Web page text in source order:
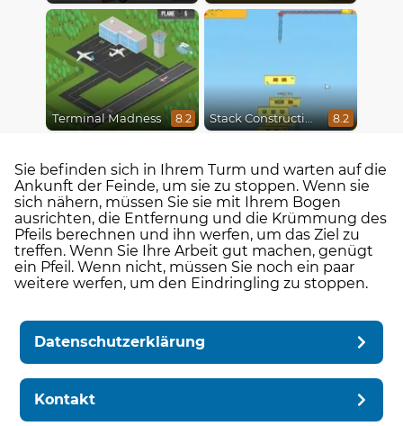
Terminal Madness 8.2 Stack Construction 8.2
Sie befinden sich in Ihrem Turm und warten auf die
Ankunft der Feinde, um sie zu stoppen. Wenn sie
sich nähern, müssen Sie sie mit Ihrem Bogen
ausrichten, die Entfernung und die Krümmung des
Pfeils berechnen und ihn werfen, um das Ziel zu
treffen. Wenn Sie Ihre Arbeit gut machen, genügt
ein Pfeil. Wenn nicht, müssen Sie noch ein paar
weitere werfen, um den Eindringling zu stoppen.
Datenschutzerklärung
Kontakt